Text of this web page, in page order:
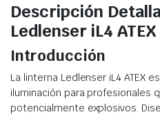
Descripción
Ledlenser iL4
Introducción
La linterna Ledlenser iL4 ATEX
iluminación para profesionales
potencialmente explosivos.